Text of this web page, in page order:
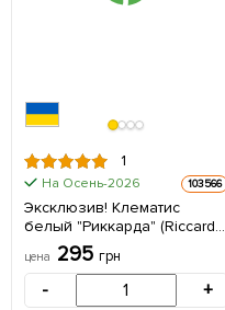
1
На Осень-2026 103566
Эксклюзив! Клематис
белый "Риккарда" (Riccarda)
(крупноцветковый сорт) 1
саженец в упаковке
цена 295 грн
- +